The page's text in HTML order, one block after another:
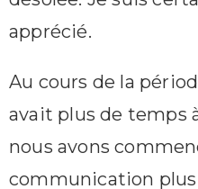
apprécié.
Au cours de la
avait plus de temps
nous avons
communication plus